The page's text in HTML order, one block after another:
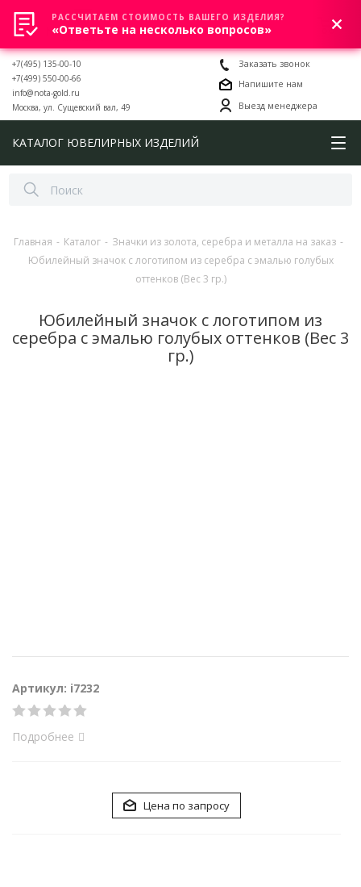
0
+7(495) 135-00-10
+7(499) 550-00-66
info@nota-gold.ru
Москва, ул. Сущевский вал, 49
Заказать звонок
Напишите нам
Выезд менеджера
КАТАЛОГ ЮВЕЛИРНЫХ ИЗДЕЛИЙ
Главная - Каталог - Значки из золота, серебра и металла на заказ -
Юбилейный значок с логотипом из серебра с эмалью голубых
оттенков (Вес 3 гр.)
Юбилейный значок с логотипом из
серебра с эмалью голубых оттенков (Вес 3
гр.)
Артикул: i7232
Подробнее
Цена по запросу
РАССЧИТАЕМ СТОИМОСТЬ ВАШЕГО ИЗДЕЛИЯ?
«Ответьте на несколько вопросов»